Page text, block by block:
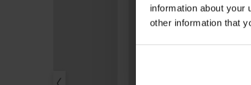
information about your
other information that